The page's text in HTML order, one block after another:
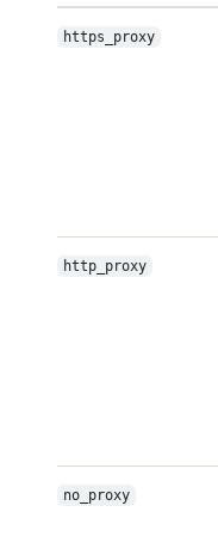
https_proxy
http_proxy
no_proxy